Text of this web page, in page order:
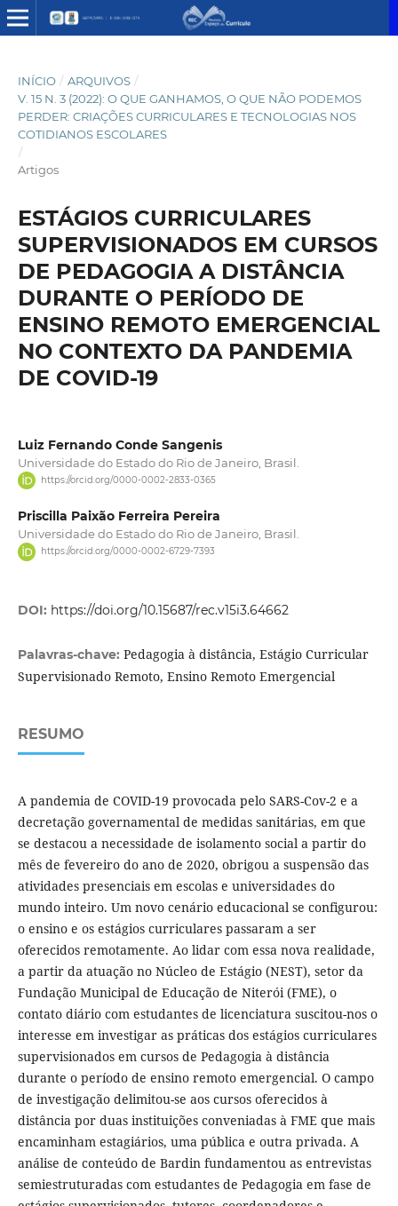
INÍCIO / ARQUIVOS /
V. 15 N. 3 (2022): O QUE GANHAMOS, O QUE NÃO PODEMOS
PERDER: CRIAÇÕES CURRICULARES E TECNOLOGIAS NOS
COTIDIANOS ESCOLARES
/
Artigos
ESTÁGIOS CURRICULARES
SUPERVISIONADOS EM CURSOS
DE PEDAGOGIA A DISTÂNCIA
DURANTE O PERÍODO DE
ENSINO REMOTO EMERGENCIAL
NO CONTEXTO DA PANDEMIA
DE COVID-19
Luiz Fernando Conde Sangenis
Universidade do Estado do Rio de Janeiro, Brasil.
https://orcid.org/0000-0002-2833-0365
Priscilla Paixão Ferreira Pereira
Universidade do Estado do Rio de Janeiro, Brasil.
https://orcid.org/0000-0002-6729-7393
DOI: https://doi.org/10.15687/rec.v15i3.64662
Palavras-chave: Pedagogia à distância, Estágio Curricular
Supervisionado Remoto, Ensino Remoto Emergencial
RESUMO
A pandemia de COVID-19 provocada pelo SARS-Cov-2 e a
decretação governamental de medidas sanitárias, em que
se destacou a necessidade de isolamento social a partir do
mês de fevereiro do ano de 2020, obrigou a suspensão das
atividades presenciais em escolas e universidades do
mundo inteiro. Um novo cenário educacional se configurou:
o ensino e os estágios curriculares passaram a ser
oferecidos remotamente. Ao lidar com essa nova realidade,
a partir da atuação no Núcleo de Estágio (NEST), setor da
Fundação Municipal de Educação de Niterói (FME), o
contato diário com estudantes de licenciatura suscitou-nos o
interesse em investigar as práticas dos estágios curriculares
supervisionados em cursos de Pedagogia à distância
durante o período de ensino remoto emergencial. O campo
de investigação delimitou-se aos cursos oferecidos à
distância por duas instituições conveniadas à FME que mais
encaminham estagiários, uma pública e outra privada. A
análise de conteúdo de Bardin fundamentou as entrevistas
semiestruturadas com estudantes de Pedagogia em fase de